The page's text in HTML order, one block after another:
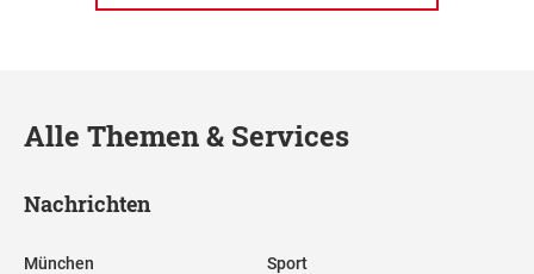
Alle Themen & Services
Nachrichten
München Sport